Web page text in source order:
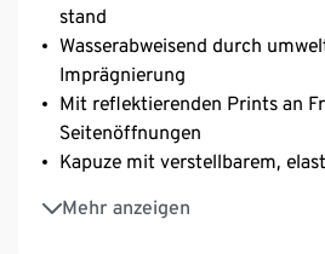
stand
Wasserabweisend durch
Imprägnierung
Mit reflektierenden Prints an
Seitenöffnungen
Kapuze mit verstellbarem,
Mehr anzeigen
Zusammengefaltet in einer
als Gürteltasche tragbar